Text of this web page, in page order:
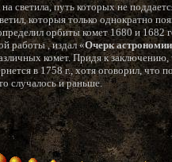
светила, путь которых не
которыя только однократно
орбиты комет 1680 и 1682
работы , издал «Очерк
комет. Придя к заключению,
в 1758 г., хотя оговорил, что
случалось и раньше.